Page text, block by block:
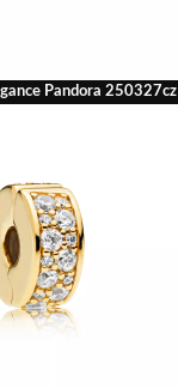
Pandora 250327cz